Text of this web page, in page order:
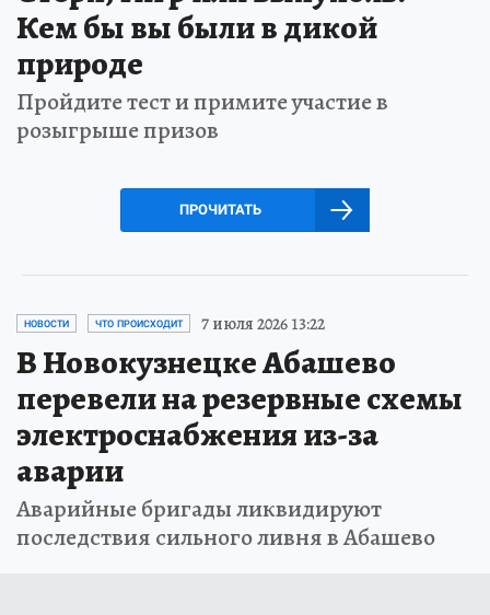
Кем бы вы были в дикой
природе
Пройдите тест и примите участие в
розыгрыше призов
ПРОЧИТАТЬ
НОВОСТИ ЧТО ПРОИСХОДИТ 7 июля 2026 13:22
В Новокузнецке Абашево
перевели на резервные схемы
электроснабжения из-за
аварии
Аварийные бригады ликвидируют
последствия сильного ливня в Абашево